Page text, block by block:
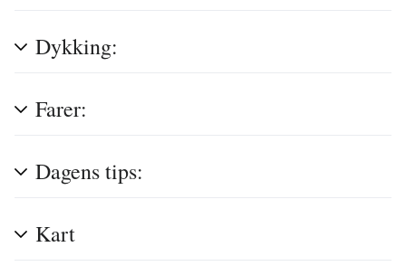
Dykking:
Farer:
Dagens tips:
Kart